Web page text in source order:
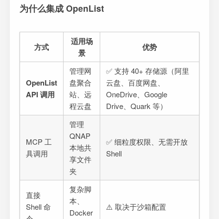
为什么集成 OpenList
方式
适用场
景
优势
OpenList
API 调用
管理网
盘聚合
站、远
程云盘
✅ 支持 40+ 存储源（阿里
云盘、百度网盘、
OneDrive、Google
Drive、Quark 等）
MCP 工
具调用
管理
QNAP
本地共
享文件
夹
✅ 细粒度权限、无需开放
Shell
直接
Shell 命
复杂脚
本、
Docker
⚠️ 取决于沙箱配置